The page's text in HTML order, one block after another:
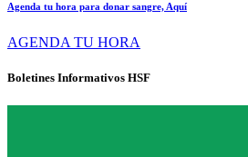
Agenda tu hora para donar sangre, Aquí
AGENDA TU HORA
Boletines Informativos HSF